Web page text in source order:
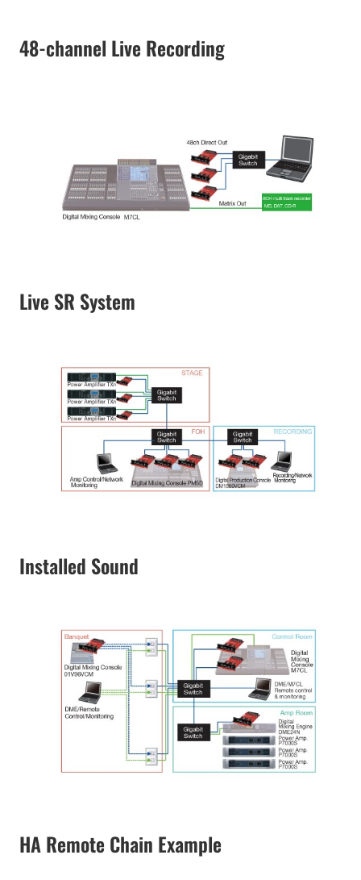
48-channel Live Recording
Live SR System
Installed Sound
HA Remote Chain Example